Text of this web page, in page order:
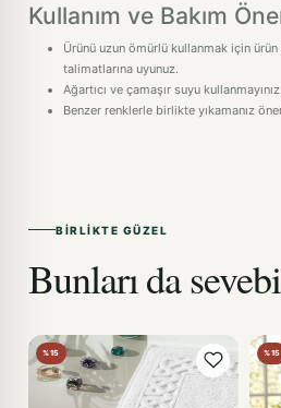
Kullanım ve Bakım
Ürünü uzun ömürlü kullanmak için
talimatlarına uyunuz.
Ağartıcı ve çamaşır suyu kullanmayınız.
Benzer renklerle birlikte yıkamanız
BIRLIKTE GÜZEL
Bunları da
%15 %15